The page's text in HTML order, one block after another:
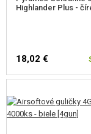
patróny. Ukážku
Highlander Plus -
18,02 €